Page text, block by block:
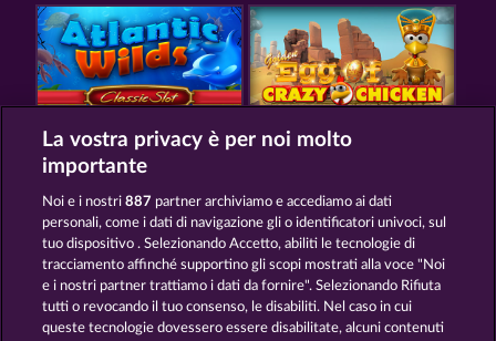
ATLANTIC WILDS GOLDEN EI OF MOORHUHN
KING OF THE JUNGLE WILD RAPA NUI
La vostra privacy è per noi molto
importante
Noi e i nostri887 partner archiviamo e accediamo ai dati
personali, come i dati di navigazione gli o identificatori univoci, sul
tuo dispositivo . Selezionando Accetto, abiliti le tecnologie di
tracciamento affinché supportino gli scopi mostrati alla voce "Noi
e i nostri partner trattiamo i dati da fornire". Selezionando Rifiuta
tutti o revocando il tuo consenso, le disabiliti. Nel caso in cui
queste tecnologie dovessero essere disabilitate, alcuni contenuti